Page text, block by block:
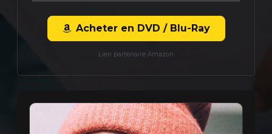
Acheter en DVD / Blu-Ray
Lien partenaire Amazon